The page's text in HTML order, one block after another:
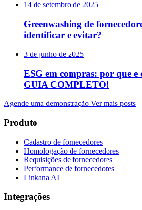
14 de setembro de 2025
Greenwashing de
identificar e evitar?
3 de junho de 2025
ESG em compras: por que e
GUIA COMPLETO!
Agende uma demonstração Ver mais posts
Produto
Cadastro de fornecedores
Homologação de fornecedores
Requisições de fornecedores
Performance de fornecedores
Linkana AI
Integrações